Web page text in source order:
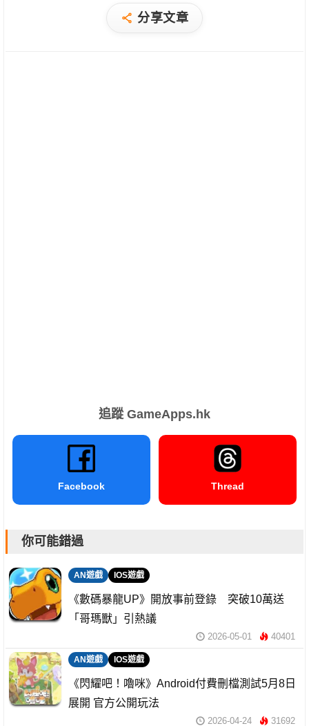
分享文章
追蹤 GameApps.hk
Facebook Thread
你可能錯過
AN遊戲 IOS遊戲
《數碼暴龍UP》開放事前登錄 突破10萬送
「哥瑪獸」引熱議
2026-05-01 40401
AN遊戲 IOS遊戲
《閃耀吧！嚕咪》Android付費刪檔測試5月8日
展開 官方公開玩法
2026-04-24 31692